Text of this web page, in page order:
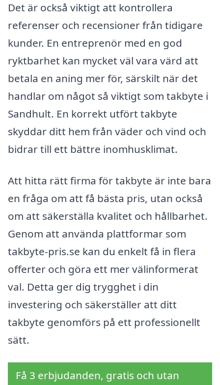
Det är också viktigt att kontrollera
referenser och recensioner från tidigare
kunder. En entreprenör med en god
ryktbarhet kan mycket väl vara värd att
betala en aning mer för, särskilt när det
handlar om något så viktigt som takbyte i
Sandhult. En korrekt utfört takbyte
skyddar ditt hem från väder och vind och
bidrar till ett bättre inomhusklimat.
Att hitta rätt firma för takbyte är inte bara
en fråga om att få bästa pris, utan också
om att säkerställa kvalitet och hållbarhet.
Genom att använda plattformar som
takbyte-pris.se kan du enkelt få in flera
offerter och göra ett mer välinformerat
val. Detta ger dig trygghet i din
investering och säkerställer att ditt
takbyte genomförs på ett professionellt
sätt.
Få 3 erbjudanden, gratis och utan